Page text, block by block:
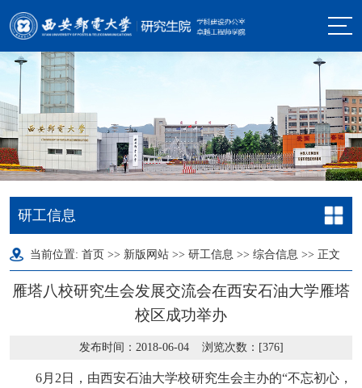
研工信息
当前位置: 首页 >> 新版网站 >> 研工信息 >> 综合信息 >> 正文
雁塔八校研究生会发展交流会在西安石油大学雁塔
校区成功举办
发布时间：2018-06-04 浏览次数：[376]
6月2日，由西安石油大学校研究生会主办的“不忘初心，